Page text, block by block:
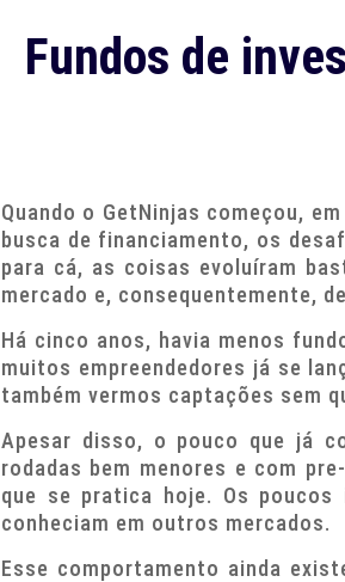
Fundos de
Quando o GetNinjas começou,
busca de financiamento, os
para cá, as coisas evoluíram
mercado e, consequentemente,
Há cinco anos, havia menos
muitos empreendedores já se
também vermos captações sem
Apesar disso, o pouco que já
rodadas bem menores e com
que se pratica hoje. Os
conheciam em outros mercados.
Esse comportamento ainda